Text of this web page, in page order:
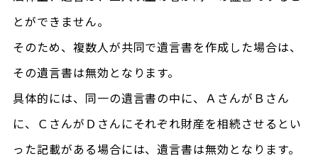
とができません。
そのため、複数人が共同で遺言書を作成した場合は、
その遺言書は無効となります。
具体的には、同一の遺言書の中に、ＡさんがＢさん
に、ＣさんがＤさんにそれぞれ財産を相続させるとい
った記載がある場合には、遺言書は無効となります。